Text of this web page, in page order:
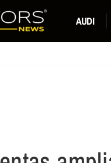
AUDI